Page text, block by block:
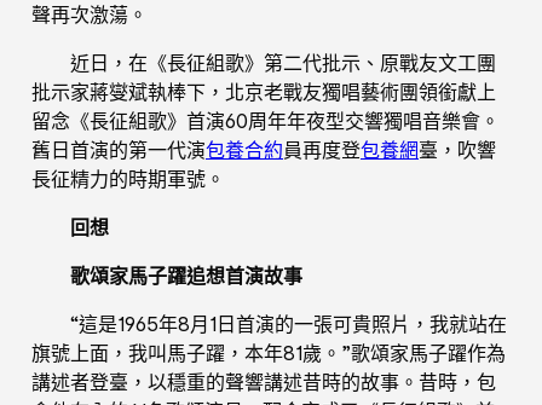
聲再次激蕩。
近日，在《長征組歌》第二代批示、原戰友文工團
批示家蔣燮斌執棒下，北京老戰友獨唱藝術團領銜獻上
留念《長征組歌》首演60周年年夜型交響獨唱音樂會。
舊日首演的第一代演包養合約員再度登包養網臺，吹響
長征精力的時期軍號。
回想
歌頌家馬子躍追想首演故事
“這是1965年8月1日首演的一張可貴照片，我就站在
旗號上面，我叫馬子躍，本年81歲。”歌頌家馬子躍作為
講述者登臺，以穩重的聲響講述昔時的故事。昔時，包